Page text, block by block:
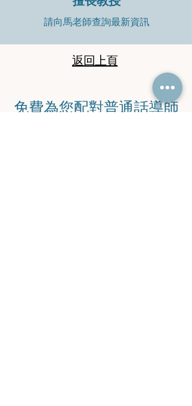
請向馬老師查詢最新資訊
返回上頁
​免費為您配對普通話導師